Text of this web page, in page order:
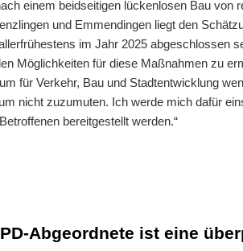
einem beidseitigen lückenlosen Bau
und Emmendingen liegt den
im Jahr 2025 abgeschlossen
Möglichkeiten für diese Maßnahmen zu
für Verkehr, Bau und Stadtentwicklung
nicht zuzumuten. Ich werde mich dafür
bereitgestellt werden.“
Abgeordnete ist eine